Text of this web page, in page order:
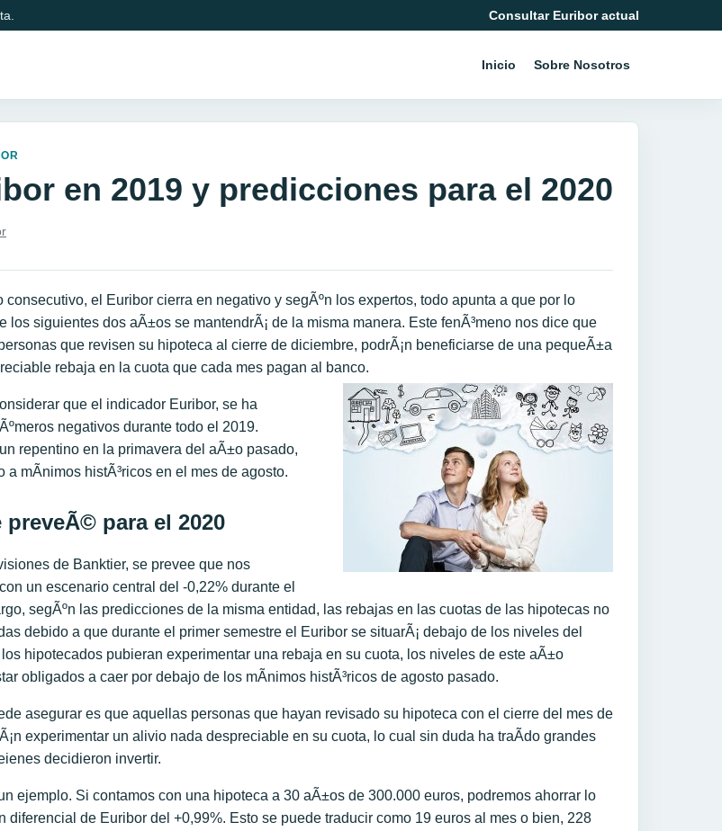
Consultar Euribor actual
Inicio Sobre Nosotros
en 2019 y predicciones para el 2020
consecutivo, el Euribor cierra en negativo y segÃºn los expertos, todo apunta a que por lo
los siguientes dos aÃ±os se mantendrÃ¡ de la misma manera. Este fenÃ³meno nos dice que
que revisen su hipoteca al cierre de diciembre, podrÃ¡n beneficiarse de una pequeÃ±a
rebaja en la cuota que cada mes pagan al banco.
que el indicador Euribor, se ha
negativos durante todo el 2019.
repentino en la primavera del aÃ±o pasado,
a mÃ­nimos histÃ³ricos en el mes de agosto.
preveÃ© para el 2020
de Banktier, se prevee que nos
un escenario central del -0,22% durante el
segÃºn las predicciones de la misma entidad, las rebajas en las cuotas de las hipotecas no
debido a que durante el primer semestre el Euribor se situarÃ¡ debajo de los niveles del
hipotecados pubieran experimentar una rebaja en su cuota, los niveles de este aÃ±o
obligados a caer por debajo de los mÃ­nimos histÃ³ricos de agosto pasado.
asegurar es que aquellas personas que hayan revisado su hipoteca con el cierre del mes de
experimentar un alivio nada despreciable en su cuota, lo cual sin duda ha traÃ­do grandes
decidieron invertir.
ejemplo. Si contamos con una hipoteca a 30 aÃ±os de 300.000 euros, podremos ahorrar lo
diferencial de Euribor del +0,99%. Esto se puede traducir como 19 euros al mes o bien, 228